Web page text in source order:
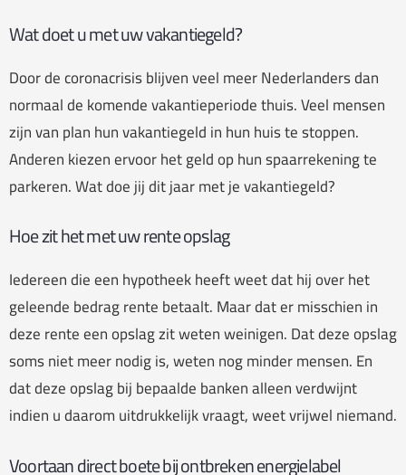
Wat doet u met uw vakantiegeld?
Door de coronacrisis blijven veel meer Nederlanders dan
normaal de komende vakantieperiode thuis. Veel mensen
zijn van plan hun vakantiegeld in hun huis te stoppen.
Anderen kiezen ervoor het geld op hun spaarrekening te
parkeren. Wat doe jij dit jaar met je vakantiegeld?
Hoe zit het met uw rente opslag
Iedereen die een hypotheek heeft weet dat hij over het
geleende bedrag rente betaalt. Maar dat er misschien in
deze rente een opslag zit weten weinigen. Dat deze opslag
soms niet meer nodig is, weten nog minder mensen. En
dat deze opslag bij bepaalde banken alleen verdwijnt
indien u daarom uitdrukkelijk vraagt, weet vrijwel niemand.
Voortaan direct boete bij ontbreken energielabel